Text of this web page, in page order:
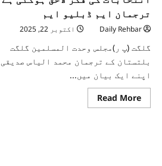
ترجمان ایم ڈبلیو ایم
Daily Rehbar اکتوبر 22, 2025
گلگت (پ ر)مجلس وحدت المسلمین گلگت
بلتستان کے ترجمان محمد الیاس
اپنے ایک بیان میں...
Read More